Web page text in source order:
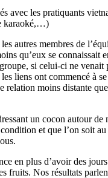
avec les pratiquants
karaoké,…)
autres membres de
qu’eux se connaissait
si celui-ci ne
liens ont commencé à
moins distante
un cocon autour
et que l’on soit
en plus d’avoir des
fruits. Nos résultats